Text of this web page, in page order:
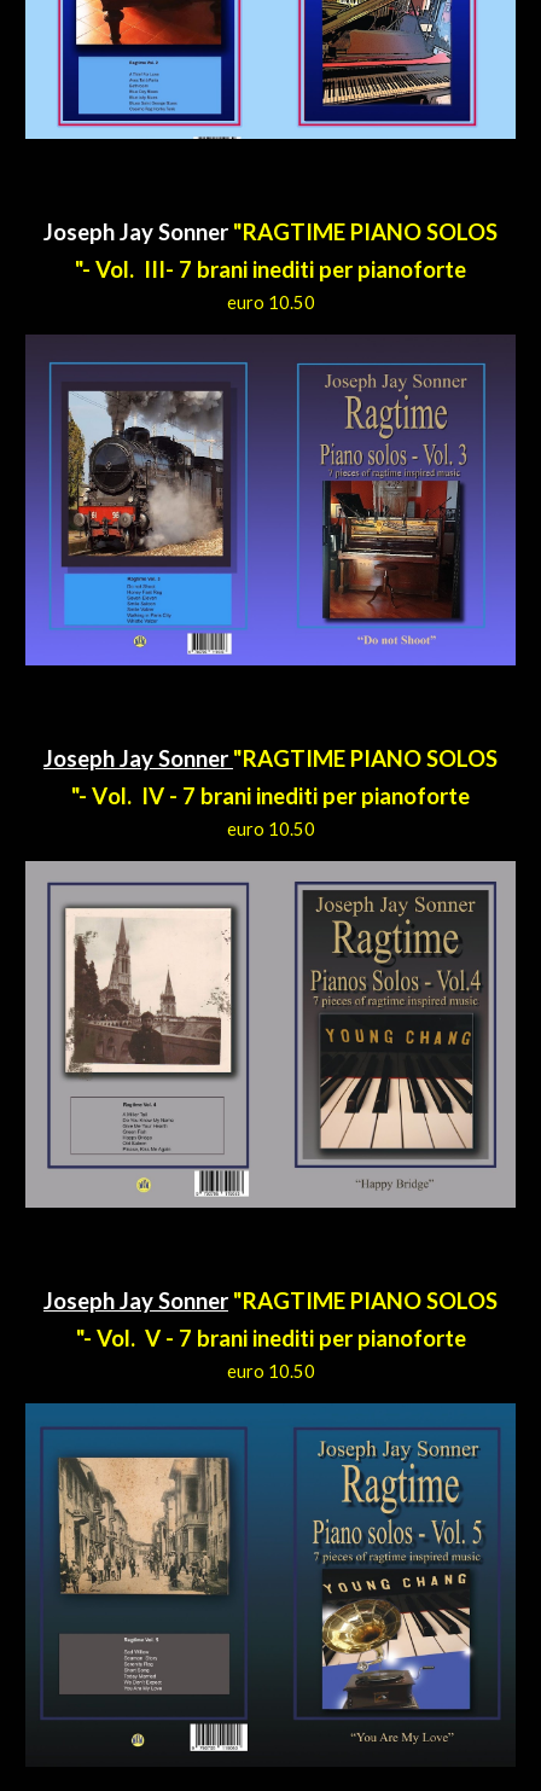
Joseph Jay Sonner "RAGTIME PIANO SOLOS
"- Vol. III- 7 brani inediti per pianoforte
euro 10.50
Joseph Jay Sonner "RAGTIME PIANO SOLOS
"- Vol. IV - 7 brani inediti per pianoforte
euro 10.50
Joseph Jay Sonner "RAGTIME PIANO SOLOS
"- Vol. V- 7 brani inediti per pianoforte
euro 10.50